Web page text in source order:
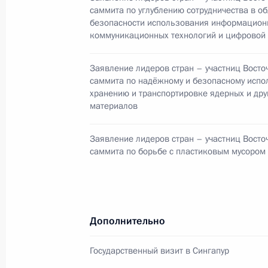
19 мая 2016 года, 17:40
23 марта 2015 года, 10:40
иностранного государства
саммита по углублению сотрудничества в
безопасности использования
коммуникационных технологий и
Заявление лидеров стран – участниц
саммита по надёжному и безопасному
хранению и транспортировке ядерных и
материалов
Заявление лидеров стран – участниц
саммита по борьбе с пластиковым
Дополнительно
Государственный визит в Сингапур